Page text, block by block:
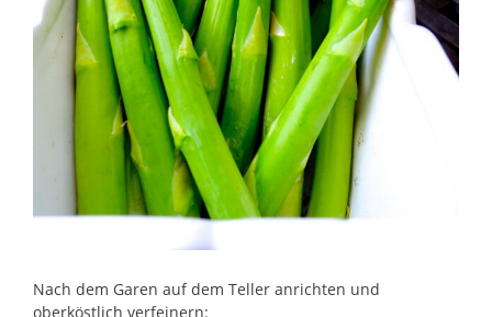
Nach dem Garen auf dem Teller anrichten und
oberköstlich verfeinern: